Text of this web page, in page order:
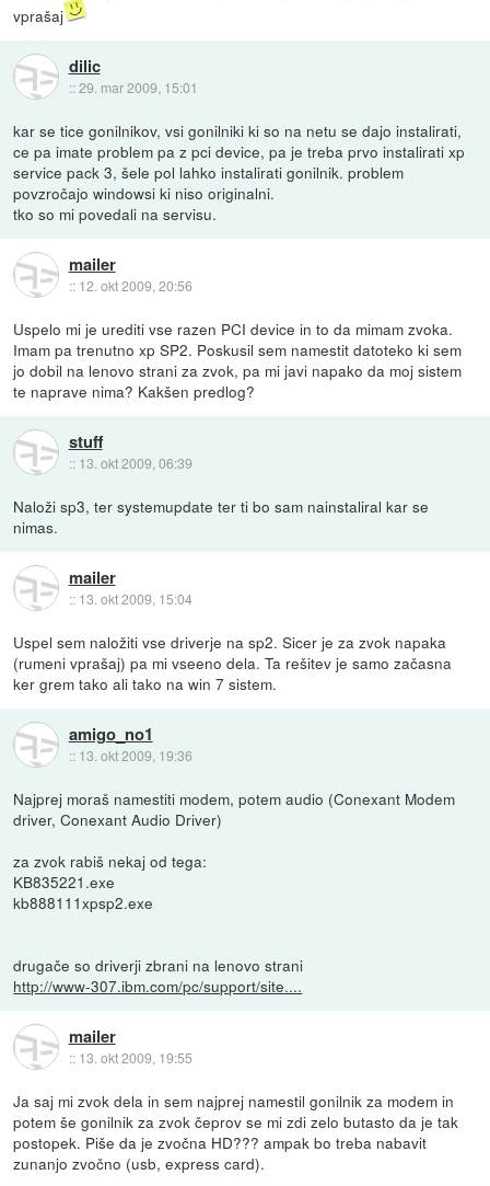
vprašaj
dilic
::29. mar 2009, 15:01
kar se tice gonilnikov, vsi gonilniki ki so na netu se dajo instalirati,
ce pa imate problem pa z pci device, pa je treba prvo instalirati xp
service pack 3, šele pol lahko instalirati gonilnik. problem
povzročajo windowsi ki niso originalni.
tko so mi povedali na servisu.
mailer
:: 12. okt 2009, 20:56
Uspelo mi je urediti vse razen PCI device in to da mimam zvoka.
Imam pa trenutno xp SP2. Poskusil sem namestit datoteko ki sem
jo dobil na lenovo strani za zvok, pa mi javi napako da moj sistem
te naprave nima? Kakšen predlog?
stuff
:: 13. okt 2009, 06:39
Naloži sp3, ter systemupdate ter ti bo sam nainstaliral kar se
nimas.
mailer
:: 13. okt 2009, 15:04
Uspel sem naložiti vse driverje na sp2. Sicer je za zvok napaka
(rumeni vprašaj) pa mi vseeno dela. Ta rešitev je samo začasna
ker grem tako ali tako na win 7 sistem.
amigo_no1
:: 13. okt 2009, 19:36
Najprej moraš namestiti modem, potem audio (Conexant Modem
driver, Conexant Audio Driver)
za zvok rabiš nekaj od tega:
KB835221.exe
kb888111xpsp2.exe
drugače so driverji zbrani na lenovo strani
http://www-307.ibm.com/pc/support/site....
mailer
:: 13. okt 2009, 19:55
Ja saj mi zvok dela in sem najprej namestil gonilnik za modem in
potem še gonilnik za zvok čeprov se mi zdi zelo butasto da je tak
postopek. Piše da je zvočna HD??? ampak bo treba nabavit
zunanjo zvočno (usb, express card).